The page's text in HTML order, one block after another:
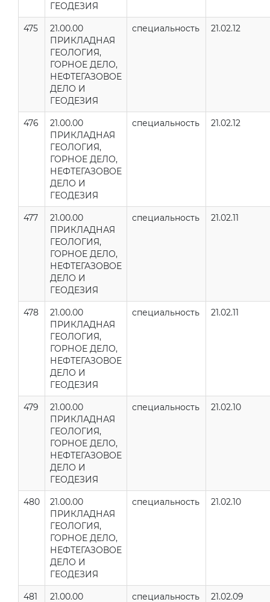
ГЕОДЕЗИЯ
475
21.00.00
ПРИКЛАДНАЯ
ГЕОЛОГИЯ,
ГОРНОЕ ДЕЛО,
НЕФТЕГАЗОВОЕ
ДЕЛО И
ГЕОДЕЗИЯ
специальность 21.02.12
476
21.00.00
ПРИКЛАДНАЯ
ГЕОЛОГИЯ,
ГОРНОЕ ДЕЛО,
НЕФТЕГАЗОВОЕ
ДЕЛО И
ГЕОДЕЗИЯ
специальность 21.02.12
477
21.00.00
ПРИКЛАДНАЯ
ГЕОЛОГИЯ,
ГОРНОЕ ДЕЛО,
НЕФТЕГАЗОВОЕ
ДЕЛО И
ГЕОДЕЗИЯ
специальность 21.02.11
478
21.00.00
ПРИКЛАДНАЯ
ГЕОЛОГИЯ,
ГОРНОЕ ДЕЛО,
НЕФТЕГАЗОВОЕ
ДЕЛО И
ГЕОДЕЗИЯ
специальность 21.02.11
479
21.00.00
ПРИКЛАДНАЯ
ГЕОЛОГИЯ,
ГОРНОЕ ДЕЛО,
НЕФТЕГАЗОВОЕ
ДЕЛО И
ГЕОДЕЗИЯ
специальность 21.02.10
480
21.00.00
ПРИКЛАДНАЯ
ГЕОЛОГИЯ,
ГОРНОЕ ДЕЛО,
НЕФТЕГАЗОВОЕ
ДЕЛО И
ГЕОДЕЗИЯ
специальность 21.02.10
481 21.00.00 специальность 21.02.09